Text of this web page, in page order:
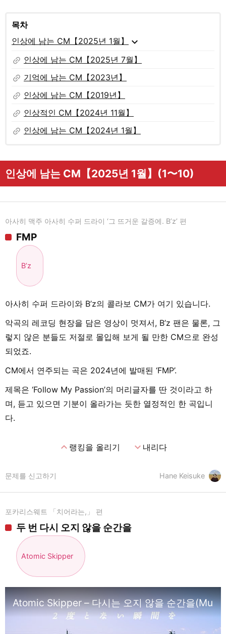
목차
인상에 남는 CM【2025년 1월】
expand_more
link 인상에 남는 CM【2025년 7월】
link 기억에 남는 CM【2023년】
link 인상에 남는 CM【2019년】
link 인상적인 CM【2024년 11월】
link 인상에 남는 CM【2024년 1월】
인상에 남는 CM【2025년 1월】(1〜10)
아사히 맥주 아사히 수퍼 드라이 ‘그 뜨거운 갈증에. B’z’ 편
FMP
B’z
아사히 수퍼 드라이와 B’z의 콜라보 CM가 여기 있습니다.
악곡의 레코딩 현장을 담은 영상이 멋져서, B’z 팬은 물론, 그
렇지 않은 분들도 저절로 몰입해 보게 될 만한 CM으로 완성
되었죠.
CM에서 연주되는 곡은 2024년에 발매된 ‘FMP’.
제목은 ‘Follow My Passion’의 머리글자를 딴 것이라고 하
며, 듣고 있으면 기분이 올라가는 듯한 열정적인 한 곡입니
다.
expand_less랭킹을 올리기 expand_more내리다
Hane Keisuke
문제를 신고하기
포카리스웨트 「치어라는,」 편
두 번 다시 오지 않을 순간을
Atomic Skipper
Atomic Skipper – 다시는 오지 않을 순간을